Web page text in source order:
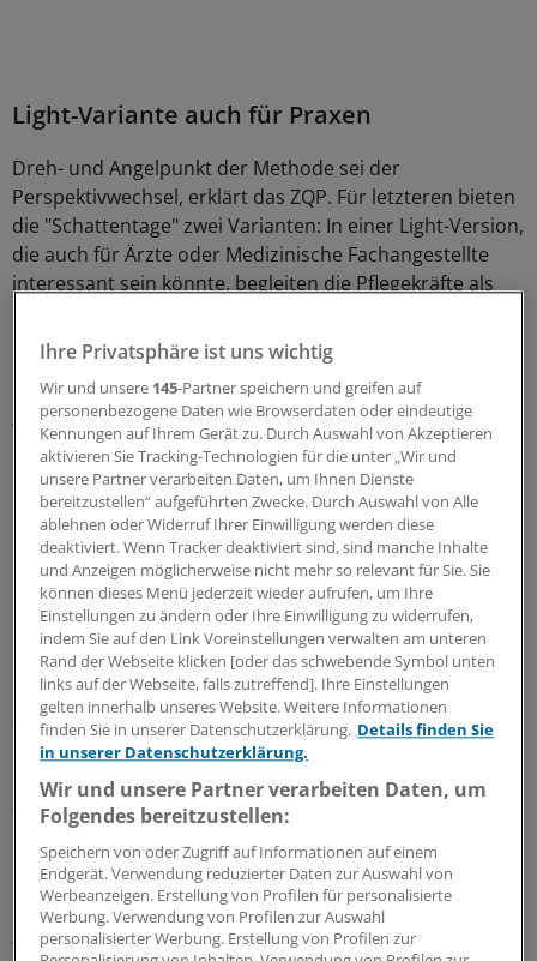
Light-Variante auch für Praxen
Dreh- und Angelpunkt der Methode sei der
Perspektivwechsel, erklärt das ZQP. Für letzteren bieten
die "Schattentage" zwei Varianten: In einer Light-Version,
die auch für Ärzte oder Medizinische Fachangestellte
interessant sein könnte, begleiten die Pflegekräfte als
pflegebedürftige Person.
Sie nehmen hierbei das Geschehen rund um die Pflege
wahr, greifen aber nicht ein - es sei denn, es muss eine
Gefahr abgewendet werden. Es gehe darum,
Interaktionen und Abläufe aus Sicht der
pflegebedürftigen Person zu erfahren, heißt es in dem
Ratgeber.
Beim realen Rollentausch, der als "Schattenfrau" oder
"Schattenmann" bezeichnet wird, gehe es hingegen
darum, Pflege tatsächlich selbst zu erfahren, so das ZQP.
Das heißt, die Pflegekräfte schlüpfen für einen gewissen
Zeitraum in die Rolle einer pflegebedürftigen Person.
Das Ausmaß der Pflegebedürftigkeit sowie das
zwischen der Projektleitung und der Schattenfrau bzw.
dem Schattenmann vereinbart.
Beiden Verfahren ist gleich, dass die Beobachtung aus
Sicht des Betroffenen nach vorher gemeinsam
festgelegten Kriterien erfolgt. Dazu wird ein
Ihre Privatsphäre ist uns wichtig
Wir und unsere 145-Partner speichern und greifen auf
personenbezogene Daten wie Browserdaten oder eindeutige
Kennungen auf Ihrem Gerät zu. Durch Auswahl von Akzeptieren
aktivieren Sie Tracking-Technologien für die unter „Wir und
unsere Partner verarbeiten Daten, um Ihnen Dienste
bereitzustellen“ aufgeführten Zwecke. Durch Auswahl von Alle
ablehnen oder Widerruf Ihrer Einwilligung werden diese
deaktiviert. Wenn Tracker deaktiviert sind, sind manche Inhalte
und Anzeigen möglicherweise nicht mehr so relevant für Sie. Sie
können dieses Menü jederzeit wieder aufrufen, um Ihre
Einstellungen zu ändern oder Ihre Einwilligung zu widerrufen,
indem Sie auf den Link Voreinstellungen verwalten am unteren
Rand der Webseite klicken [oder das schwebende Symbol unten
links auf der Webseite, falls zutreffend]. Ihre Einstellungen
gelten innerhalb unseres Website. Weitere Informationen
finden Sie in unserer Datenschutzerklärung. Details finden Sie
in unserer Datenschutzerklärung.
Wir und unsere Partner verarbeiten Daten, um
Folgendes bereitzustellen:
Speichern von oder Zugriff auf Informationen auf einem
Endgerät. Verwendung reduzierter Daten zur Auswahl von
Werbeanzeigen. Erstellung von Profilen für personalisierte
Werbung. Verwendung von Profilen zur Auswahl
personalisierter Werbung. Erstellung von Profilen zur